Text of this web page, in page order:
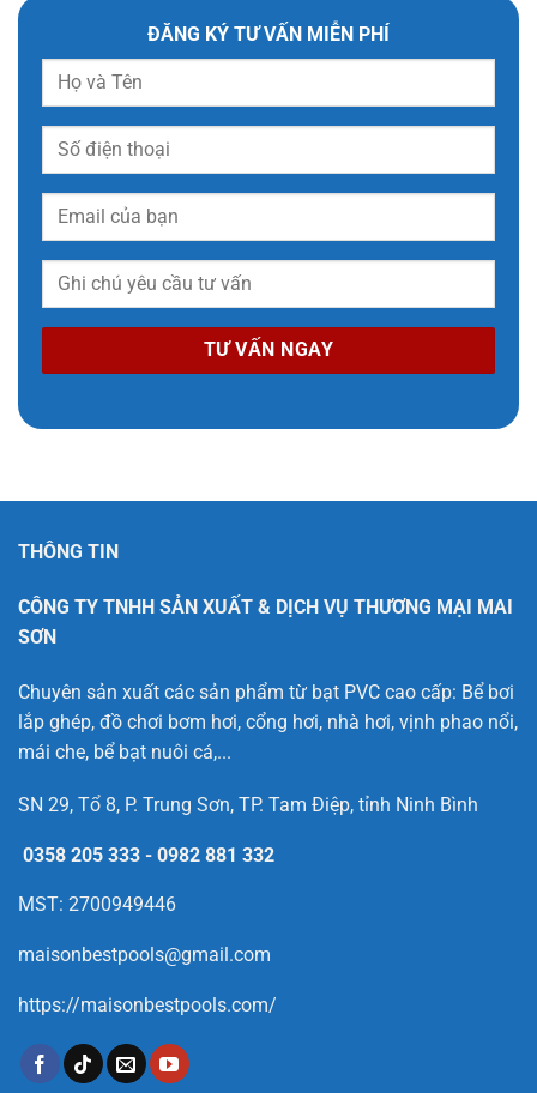
ĐĂNG KÝ TƯ VẤN MIỄN PHÍ
THÔNG TIN
CÔNG TY TNHH SẢN XUẤT & DỊCH VỤ THƯƠNG MẠI MAI
SƠN
Chuyên sản xuất các sản phẩm từ bạt PVC cao cấp: Bể bơi
lắp ghép, đồ chơi bơm hơi, cổng hơi, nhà hơi, vịnh phao nổi,
mái che, bể bạt nuôi cá,...
SN 29, Tổ 8, P. Trung Sơn, TP. Tam Điệp, tỉnh Ninh Bình
0358 205 333 - 0982 881 332
MST: 2700949446
maisonbestpools@gmail.com
https://maisonbestpools.com/